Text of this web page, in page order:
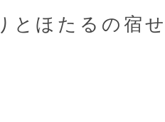
ほたるの宿せ